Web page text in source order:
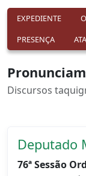
EXPEDIENTE
PRESENÇA
ATA
Discursos
Deputado
76ª Sessão